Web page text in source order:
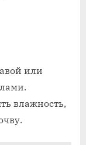
или
влажность,